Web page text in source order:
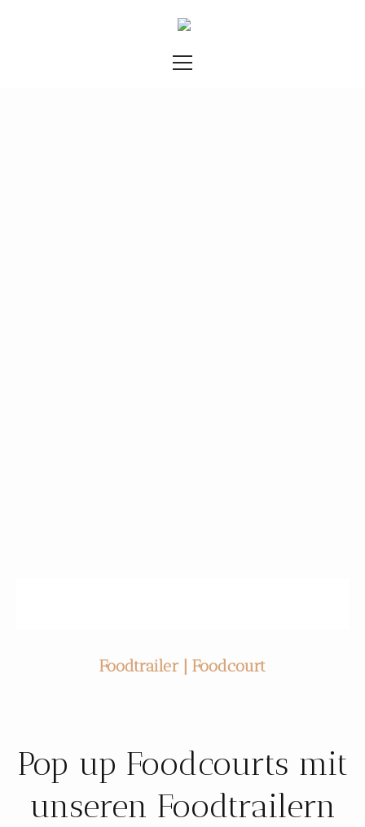
Foodtrailer | Foodcourt
Pop up Foodcourts mit
unseren Foodtrailern